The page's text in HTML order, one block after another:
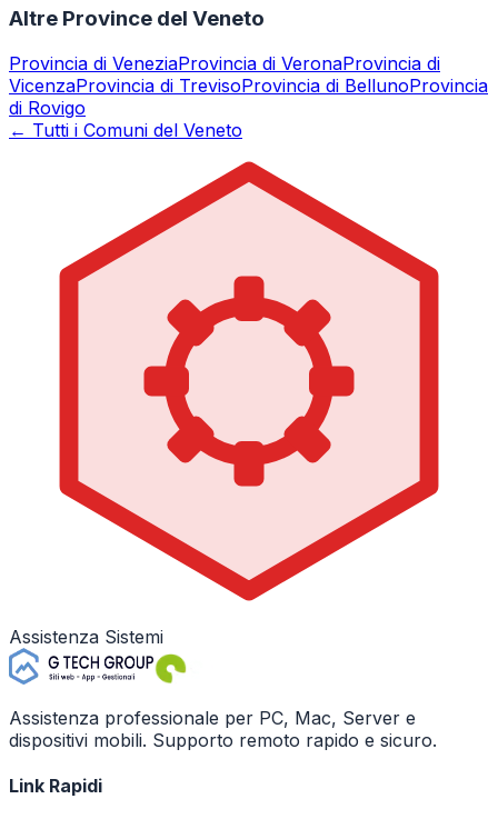
Altre Province del Veneto
Provincia di VeneziaProvincia di VeronaProvincia di
VicenzaProvincia di TrevisoProvincia di BellunoProvincia
di Rovigo
← Tutti i Comuni del Veneto
Assistenza Sistemi
Assistenza professionale per PC, Mac, Server e
dispositivi mobili. Supporto remoto rapido e sicuro.
Link Rapidi